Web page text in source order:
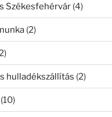
Székesfehérvár (4)
(2)
hulladékszállítás (2)
(10)